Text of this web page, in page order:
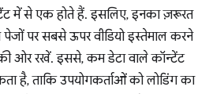
में से एक होते हैं. इसलिए, इनका ज़रूरत
पर सबसे ऊपर वीडियो इस्तेमाल करने
ओर रखें. इससे, कम डेटा वाले कॉन्टेंट
है, ताकि उपयोगकर्ताओं को लोडिंग का